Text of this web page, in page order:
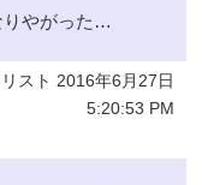
りやがった…
スト 2016年6月27日
5:20:53 PM